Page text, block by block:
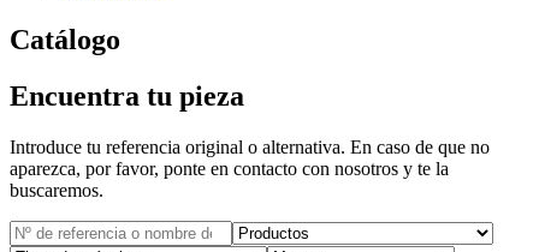
Catálogo
Encuentra tu pieza
Introduce tu referencia original o alternativa. En caso de que no
aparezca, por favor, ponte en contacto con nosotros y te la
buscaremos.